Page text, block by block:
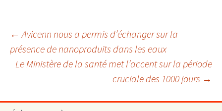
Navigation
des
articles
← Avicenn nous a permis d’échanger sur la
présence de nanoproduits dans les eaux
Le Ministère de la santé met l’accent sur la période
cruciale des 1000 jours →